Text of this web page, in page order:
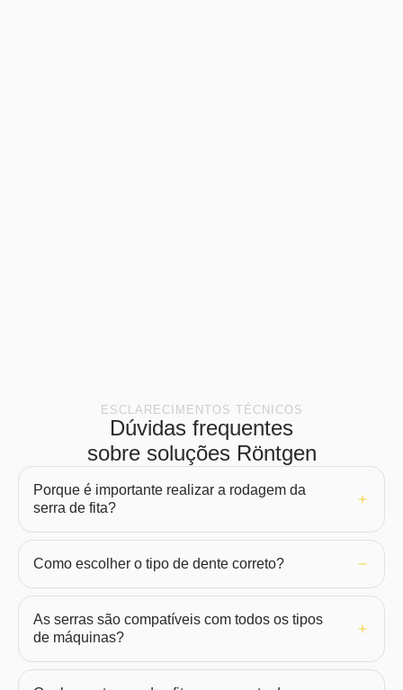
ESCLARECIMENTOS TÉCNICOS
Dúvidas frequentes
sobre soluções Röntgen
Porque é importante realizar a rodagem da
serra de fita?
Como escolher o tipo de dente correto?
As serras são compatíveis com todos os tipos
de máquinas?